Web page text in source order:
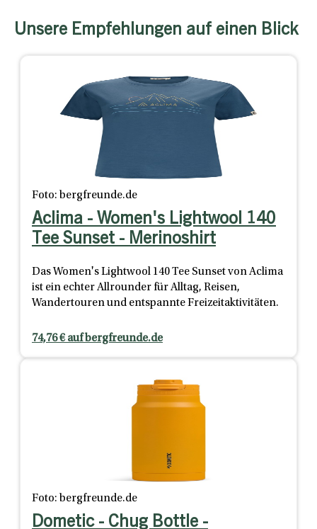
Unsere Empfehlungen auf einen Blick
Foto: bergfreunde.de
Aclima - Women's Lightwool 140
Tee Sunset - Merinoshirt
Das Women's Lightwool 140 Tee Sunset von Aclima
ist ein echter Allrounder für Alltag, Reisen,
Wandertouren und entspannte Freizeitaktivitäten.
74,76 € auf bergfreunde.de
Foto: bergfreunde.de
Dometic - Chug Bottle -